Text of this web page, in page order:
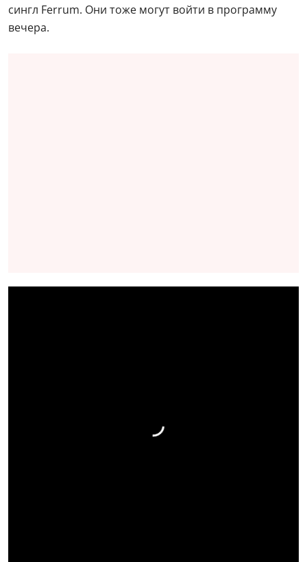
сингл Ferrum. Они тоже могут войти в программу
вечера.